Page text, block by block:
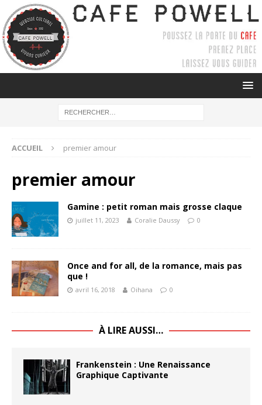
ACCUEIL premier amour
premier amour
Gamine : petit roman mais grosse claque
juillet 11, 2023 Coralie Daussy 0
Once and for all, de la romance, mais pas
que !
avril 16, 2018 Oihana 0
À LIRE AUSSI…
Frankenstein : Une Renaissance
Graphique Captivante